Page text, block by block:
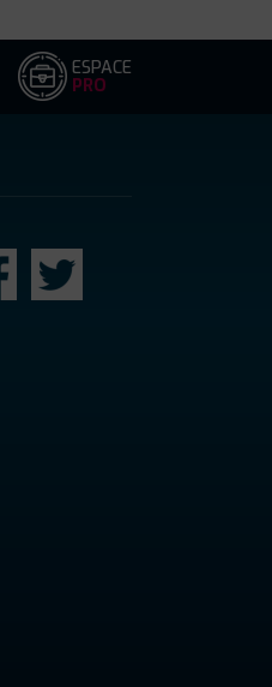
ESPACE
PRO